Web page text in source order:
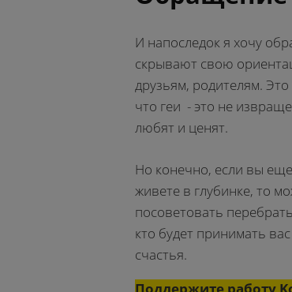
И напоследок я хочу
скрывают свою
друзьям, родителям.
что геи - это не
любят и ценят.
Но конечно, если вы
живете в глубинке, то
посоветовать
кто будет принимать
счастья.
Поддержите работу